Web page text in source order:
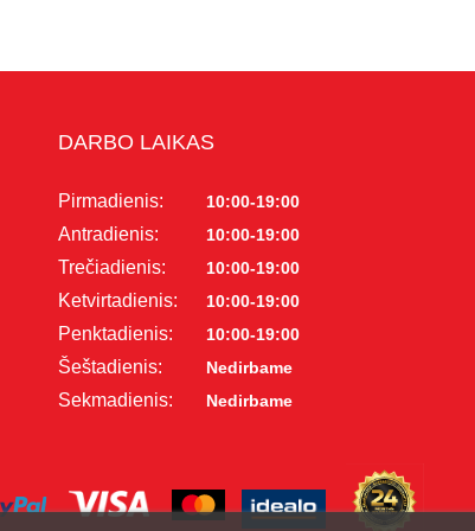
DARBO LAIKAS
Pirmadienis: 10:00-19:00
Antradienis: 10:00-19:00
Trečiadienis: 10:00-19:00
Ketvirtadienis: 10:00-19:00
Penktadienis: 10:00-19:00
Šeštadienis: Nedirbame
Sekmadienis: Nedirbame